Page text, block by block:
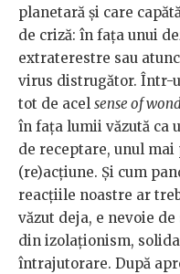
planetară și care
de criză: în fața unui
extraterestre sau
virus distrugător. Într-
tot de acel sense of
în fața lumii văzută ca
de receptare, unul
(re)acțiune. Și cum
reacțiile noastre ar
văzut deja, e nevoie
din izolaționism,
întrajutorare. După